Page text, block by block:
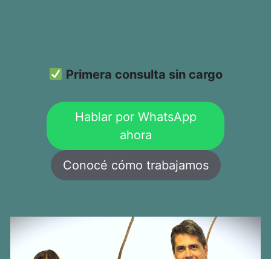
Primera consulta sin cargo
Hablar por WhatsApp
ahora
Conocé cómo trabajamos